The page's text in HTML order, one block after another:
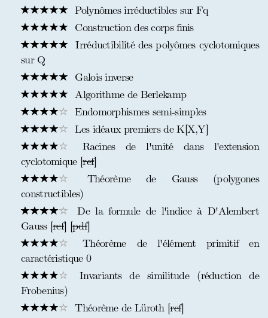
Polynômes irréductibles sur Fq
Construction des corps finis
Irréductibilité des polyômes cyclotomiques
sur Q
Galois inverse
Algorithme de Berlekamp
Endomorphismes semi-simples
Les idéaux premiers de K[X,Y]
Racines de l'unité dans l'extension
cyclotomique [ref]
Théorème de Gauss (polygones
constructibles)
De la formule de l'indice à D'Alembert
Gauss [ref] [pdf]
Théorème de l'élément primitif en
caractéristique 0
Invariants de similitude (réduction de
Frobenius)
Théorème de Lüroth [ref]